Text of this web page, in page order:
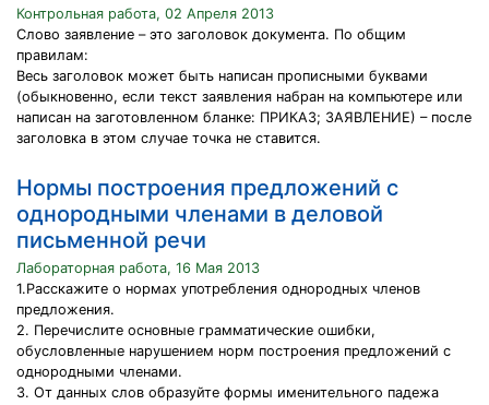
Контрольная работа, 02 Апреля 2013
Слово заявление – это заголовок документа. По общим
правилам:
Весь заголовок может быть написан прописными буквами
(обыкновенно, если текст заявления набран на компьютере или
написан на заготовленном бланке: ПРИКАЗ; ЗАЯВЛЕНИЕ) – после
заголовка в этом случае точка не ставится.
Нормы построения предложений с
однородными членами в деловой
письменной речи
Лабораторная работа, 16 Мая 2013
1.Расскажите о нормах употребления однородных членов
предложения.
2. Перечислите основные грамматические ошибки,
обусловленные нарушением норм построения предложений с
однородными членами.
3. От данных слов образуйте формы именительного падежа